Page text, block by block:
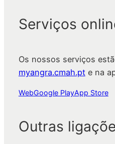
Serviços
Os nossos serviços
myangra.cmah.pte na
WebGoogle PlayApp Store
Outras